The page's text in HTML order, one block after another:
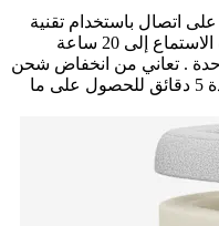
اتصال باستخدام تقنية
Bluetooth®‎ متعددة النقاط. يصل وقت الاستماع إلى 20 ساعة
بشحنة واحدة . تعاني من انخفاض شحن
البطارية؟ يمكن توصيل السماعات لمدة 5 دقائق للحصول على ما